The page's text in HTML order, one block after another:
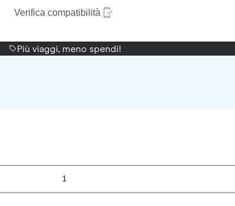
Verifica compatibilità
Più viaggi, meno spendi!
1